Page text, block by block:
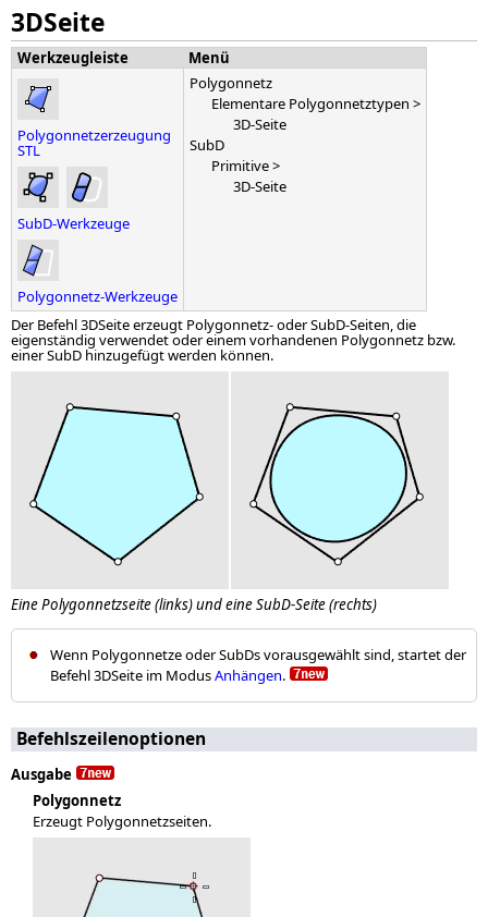
3DSeite
Werkzeugleiste Menü
Polygonnetzerzeugung
STL
SubD-Werkzeuge
Polygonnetz-Werkzeuge
Polygonnetz
Elementare Polygonnetztypen >
3D-Seite
SubD
Primitive >
3D-Seite
Der Befehl 3DSeite erzeugt Polygonnetz- oder SubD-Seiten, die
eigenständig verwendet oder einem vorhandenen Polygonnetz bzw.
einer SubD hinzugefügt werden können.
Eine Polygonnetzseite (links) und eine SubD-Seite (rechts)
Wenn Polygonnetze oder SubDs vorausgewählt sind, startet der
Befehl 3DSeite im ModusAnhängen.
Befehlszeilenoptionen
Ausgabe
Polygonnetz
Erzeugt Polygonnetzseiten.